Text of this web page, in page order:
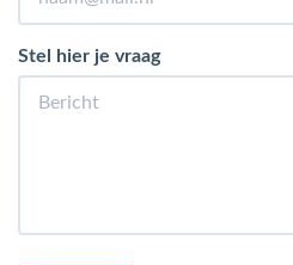
Stel hier je vraag